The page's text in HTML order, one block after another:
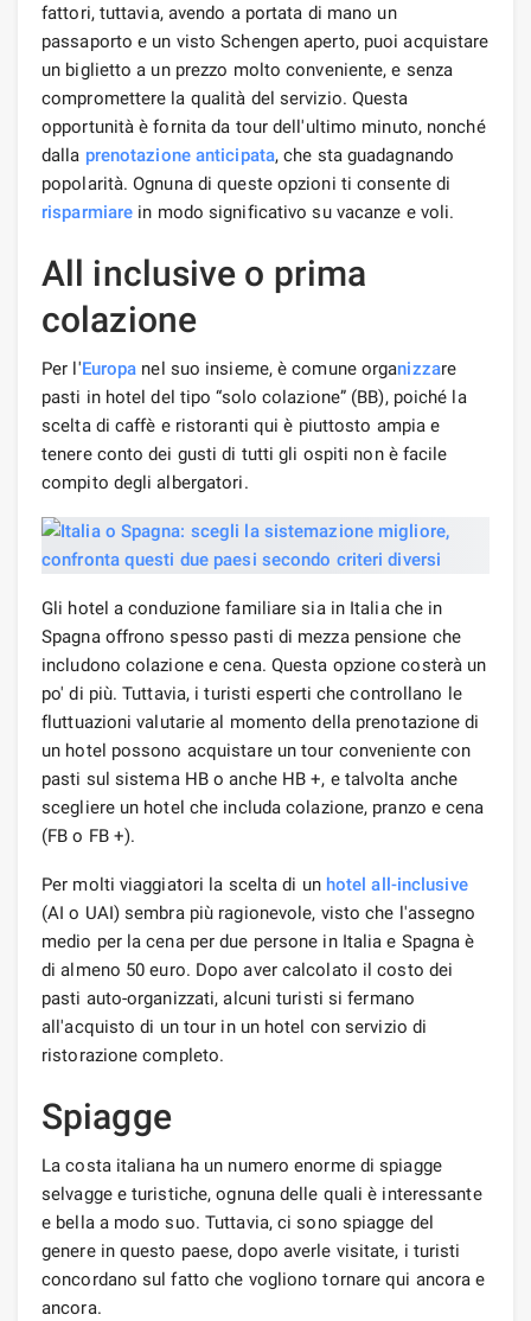
fattori, tuttavia, avendo a portata di mano un
passaporto e un visto Schengen aperto, puoi acquistare
un biglietto a un prezzo molto conveniente, e senza
compromettere la qualità del servizio. Questa
opportunità è fornita da tour dell'ultimo minuto, nonché
dalla prenotazione anticipata, che sta guadagnando
popolarità. Ognuna di queste opzioni ti consente di
risparmiare in modo significativo su vacanze e voli.
All inclusive o prima
colazione
Per l'Europa nel suo insieme, è comune organizzare
pasti in hotel del tipo “solo colazione” (BB), poiché la
scelta di caffè e ristoranti qui è piuttosto ampia e
tenere conto dei gusti di tutti gli ospiti non è facile
compito degli albergatori.
Gli hotel a conduzione familiare sia in Italia che in
Spagna offrono spesso pasti di mezza pensione che
includono colazione e cena. Questa opzione costerà un
po' di più. Tuttavia, i turisti esperti che controllano le
fluttuazioni valutarie al momento della prenotazione di
un hotel possono acquistare un tour conveniente con
pasti sul sistema HB o anche HB +, e talvolta anche
scegliere un hotel che includa colazione, pranzo e cena
(FB o FB +).
Per molti viaggiatori la scelta di un hotel all-inclusive
(AI o UAI) sembra più ragionevole, visto che l'assegno
medio per la cena per due persone in Italia e Spagna è
di almeno 50 euro. Dopo aver calcolato il costo dei
pasti auto-organizzati, alcuni turisti si fermano
all'acquisto di un tour in un hotel con servizio di
ristorazione completo.
Spiagge
La costa italiana ha un numero enorme di spiagge
selvagge e turistiche, ognuna delle quali è interessante
e bella a modo suo. Tuttavia, ci sono spiagge del
genere in questo paese, dopo averle visitate, i turisti
concordano sul fatto che vogliono tornare qui ancora e
ancora.